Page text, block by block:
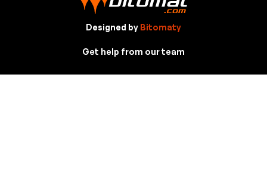
Designed by Bitomaty
Get help from our team